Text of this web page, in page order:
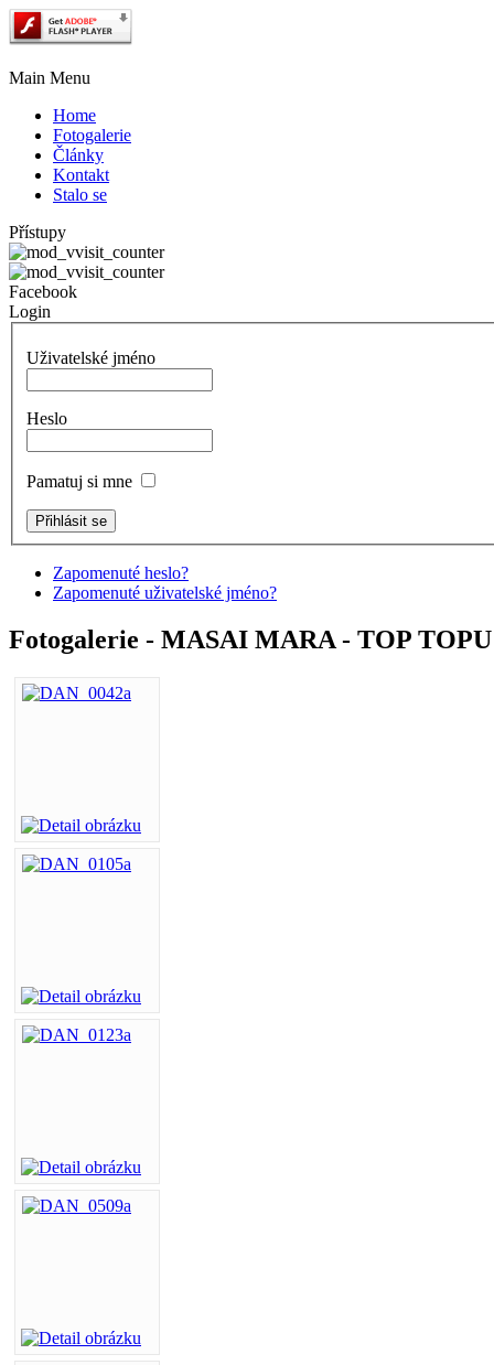
Main Menu
Home
Fotogalerie
Články
Kontakt
Stalo se
Přístupy
Facebook
Login
Uživatelské jméno
Heslo
Pamatuj si mne
Zapomenuté heslo?
Zapomenuté uživatelské jméno?
Fotogalerie - MASAI MARA - TOP TOPU